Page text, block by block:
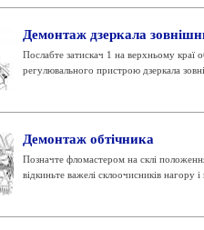
Демонтаж дзеркала
Послабте затискач 1 на верхньому краї
регулювального пристрою дзеркала
Демонтаж обтічника
Позначте фломастером на склі
відкиньте важелі склоочисників нагору і